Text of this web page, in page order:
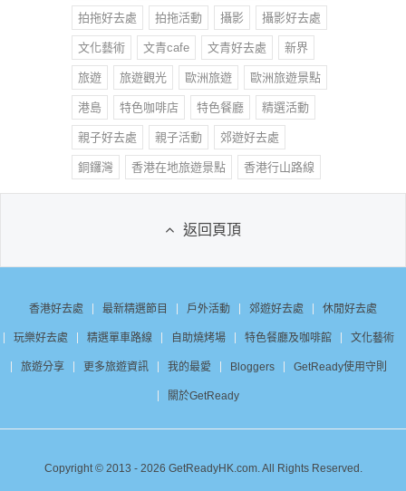
拍拖好去處 拍拖活動 攝影 攝影好去處
文化藝術 文青cafe 文青好去處 新界
旅遊 旅遊觀光 歐洲旅遊 歐洲旅遊景點
港島 特色咖啡店 特色餐廳 精選活動
親子好去處 親子活動 郊遊好去處
銅鑼灣 香港在地旅遊景點 香港行山路線
返回頁頂
香港好去處 最新精選節目 戶外活動 郊遊好去處 休閒好去處
玩樂好去處 精選單車路線 自助燒烤場 特色餐廳及咖啡館 文化藝術
旅遊分享 更多旅遊資訊 我的最愛 Bloggers GetReady使用守則
關於GetReady
Copyright © 2013 - 2026 GetReadyHK.com. All Rights Reserved.